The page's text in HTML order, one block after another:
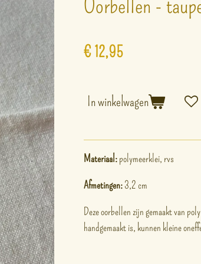
Oorbellen -
€ 12,95
In winkelwagen
Materiaal:polymeerklei, rvs
Afmetingen:3,2 cm
Deze oorbellen zijn gemaakt van
handgemaakt is, kunnen kleine